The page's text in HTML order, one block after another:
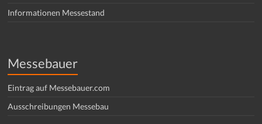
Informationen Messestand
Messebauer
Eintrag auf Messebauer.com
Ausschreibungen Messebau